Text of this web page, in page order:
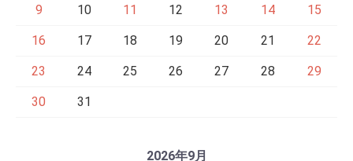
9 10 11 12 13 14 15
16 17 18 19 20 21 22
23 24 25 26 27 28 29
30 31
2026年9月